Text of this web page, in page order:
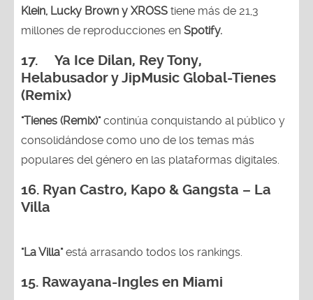
Klein, Lucky Brown y XROSS tiene más de 21,3
millones de reproducciones en Spotify.
17. Ya Ice Dilan, Rey Tony,
Helabusador y JipMusic Global-Tienes
(Remix)
"Tienes (Remix)"continúa conquistando al público y
consolidándose como uno de los temas más
populares del género en las plataformas digitales.
16. Ryan Castro, Kapo & Gangsta – La
Villa
"La Villa"está arrasando todos los rankings.
15. Rawayana-Ingles en Miami